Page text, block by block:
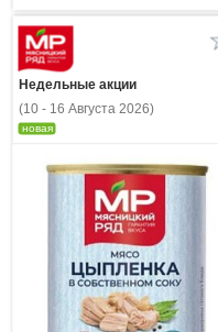
Недельные акции
(10 - 16 Августа 2026)
новая